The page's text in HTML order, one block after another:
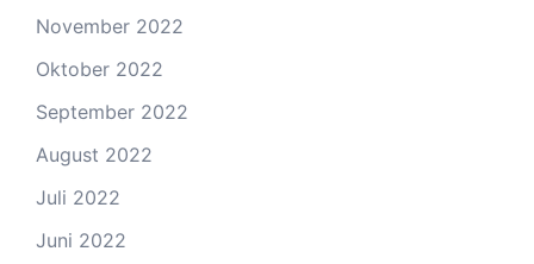
November 2022
Oktober 2022
September 2022
August 2022
Juli 2022
Juni 2022